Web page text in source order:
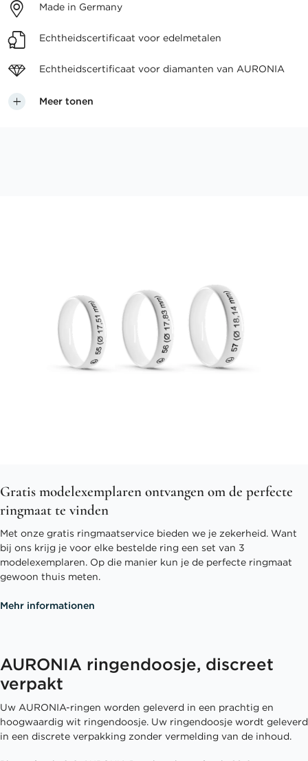
Made in Germany
Echtheidscertificaat voor edelmetalen
Echtheidscertificaat voor diamanten van AURONIA
Meer tonen
Gratis modelexemplaren ontvangen om de perfecte
ringmaat te vinden
Met onze gratis ringmaatservice bieden we je zekerheid. Want
bij ons krijg je voor elke bestelde ring een set van 3
modelexemplaren. Op die manier kun je de perfecte ringmaat
gewoon thuis meten.
Mehr informationen
AURONIA ringendoosje, discreet
verpakt
Uw AURONIA-ringen worden geleverd in een prachtig en
hoogwaardig wit ringendoosje. Uw ringendoosje wordt geleverd
in een discrete verpakking zonder vermelding van de inhoud.